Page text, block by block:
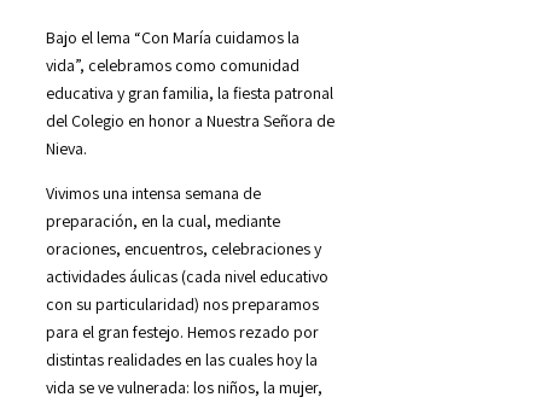
Bajo el lema “Con María cuidamos la
vida”, celebramos como comunidad
educativa y gran familia, la fiesta patronal
del Colegio en honor a Nuestra Señora de
Nieva.
Vivimos una intensa semana de
preparación, en la cual, mediante
oraciones, encuentros, celebraciones y
actividades áulicas (cada nivel educativo
con su particularidad) nos preparamos
para el gran festejo. Hemos rezado por
distintas realidades en las cuales hoy la
vida se ve vulnerada: los niños, la mujer,